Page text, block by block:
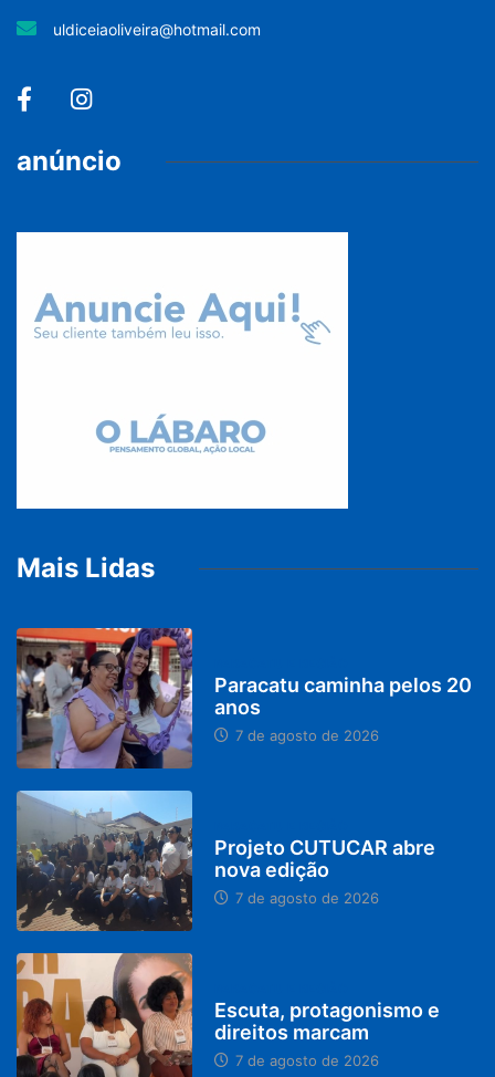
uldiceiaoliveira@hotmail.com
anúncio
Mais Lidas
Paracatu caminha pelos 20
anos
7 de agosto de 2026
Projeto CUTUCAR abre
nova edição
7 de agosto de 2026
Escuta, protagonismo e
direitos marcam
7 de agosto de 2026